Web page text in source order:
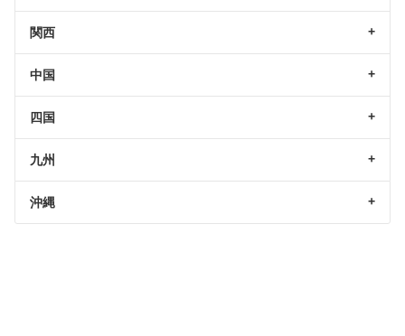
関西
中国
四国
九州
沖縄